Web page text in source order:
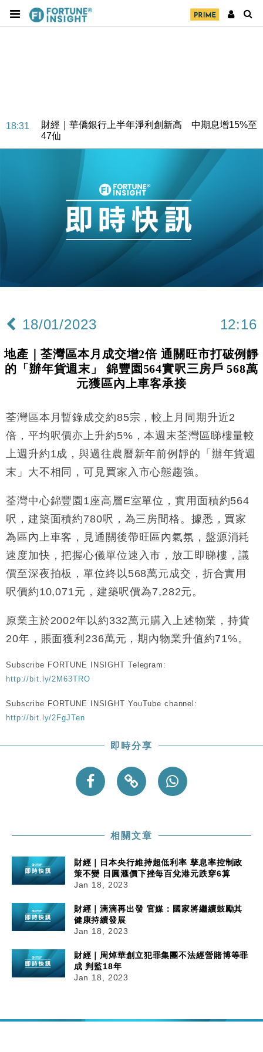
18:31
財經｜華僑銀行上半年淨利創新高 中期息增15%至
47仙
財經｜滙豐上調香港今年GDP預測至4.5% 看好貿易
及消費表現
本地｜假冒內地執法人員要求交「保證金」 43歲女子
損失近6900萬元
財經｜日經失守6.5萬點後回穩 全周仍升近2%
15:47
財經｜恒隆10月換帥 玩具「反」斗城亞洲CEO蔡德
財經｜韓股反覆波動收跌 連挫7周創逾3年最長跌勢
12:44
財經｜日本春季三度入市撐日圓 4月單日斥6.28萬億
11:12
國際｜特朗普料美伊戰事快結束 承認部分彈藥庫存緊
張
財經｜SA售股自救後再出手 斥4億美元押注未上市公
18:31
財經｜華僑銀行上半年淨利創新高 中期息增15%至
47仙
17:33
財經｜滙豐上調香港今年GDP預測至4.5% 看好貿易
及消費表現
16:47
本地｜假冒內地執法人員要求交「保證金」 43歲女子
16:05
財經｜日經失守6.5萬點後回穩 全周仍升近2%
15:47
財經｜恒隆10月換帥 玩具「反」斗城亞洲CEO蔡德
13:44
財經｜內地7月美元計價出口增近24%勝預期 貿易順
12:44
財經｜日本春季三度入市撐日圓 4月單日斥6.28萬億
日圓干預創新高
張
15:59
財經｜SA售股自救後再出手 斥4億美元押注未上市公
18/01/2023 12:16
地產｜荃灣區本月成交增2倍 通關旺市打破例靜
的「辦年貨週末」 錦豐園564實呎三房戶 568萬
元獲區內上車客承接
荃灣區本月暫錄成交約85宗，較上月同期升近2
倍，平均呎價亦上升約5%，本週末荃灣區睇樓量較
上週升約1成，與過往農曆新年前例靜的「辦年貨週
末」大不相同，可見買家入市心態趨強。
荃灣中心錦豐園1座高層E室單位，實用面積約564
呎，建築面積約780呎，為三房間格。據悉，買家
為區內上車客，見通關後帶旺區內氣氛，盤源消耗
速度加快，把握心儀單位速入市，放工即睇樓，議
價至深夜拍板，單位終以568萬元成交，折合實用
呎價約10,071元，建築呎價為7,282元。
原業主於2002年以約332萬元購入上述物業，持貨
20年，賬面獲利236萬元，期內物業升值約71%。
Subscribe FORTUNE INSIGHT Telegram:
http://bit.ly/2M63TRO
Subscribe FORTUNE INSIGHT YouTube channel:
http://bit.ly/2FgJTen
即時分享
相關文章
財經｜日本央行維持超低利率 孳息率控制政
策不變 日圓滙價下挫每百兌港元跌穿6算
Jan 18, 2023
財經｜滴滴再出發 官媒：國家將繼續鼓勵其
健康持續發展
Jan 18, 2023
財經｜周焯華創立犯罪集團不法經營賭博等罪
成 判監18年
Jan 18, 2023